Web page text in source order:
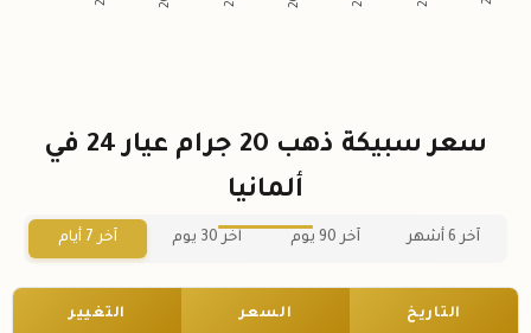
سعر سبيكة ذهب 20 جرام عيار 24 في
ألمانيا
آخر 6 أشهر آخر 90 يوم آخر 30 يوم آخر 7 أيام
التاريخ السعر التغيير